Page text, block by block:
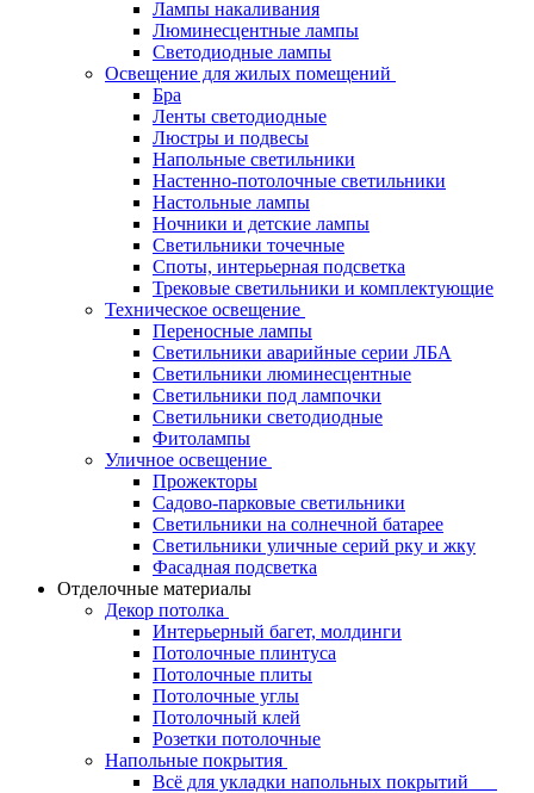
Лампы накаливания
Люминесцентные лампы
Светодиодные лампы
Освещение для жилых помещений
Бра
Ленты светодиодные
Люстры и подвесы
Напольные светильники
Настенно-потолочные светильники
Настольные лампы
Ночники и детские лампы
Светильники точечные
Споты, интерьерная подсветка
Трековые светильники и комплектующие
Техническое освещение
Переносные лампы
Светильники аварийные серии ЛБА
Светильники люминесцентные
Светильники под лампочки
Светильники светодиодные
Фитолампы
Уличное освещение
Прожекторы
Садово-парковые светильники
Светильники на солнечной батарее
Светильники уличные серий рку и жку
Фасадная подсветка
Отделочные материалы
Декор потолка
Интерьерный багет, молдинги
Потолочные плинтуса
Потолочные плиты
Потолочные углы
Потолочный клей
Розетки потолочные
Напольные покрытия
Всё для укладки напольных покрытий